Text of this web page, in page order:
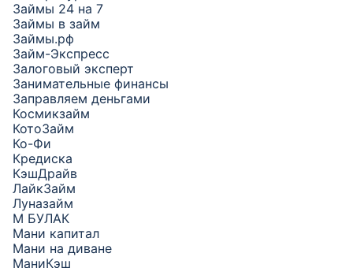
Займы 24 на 7
Займы в займ
Займы.рф
Займ-Экспресс
Залоговый эксперт
Занимательные финансы
Заправляем деньгами
Космикзайм
КотоЗайм
Ко-Фи
Кредиска
КэшДрайв
ЛайкЗайм
Луназайм
М БУЛАК
Мани капитал
Мани на диване
МаниКэш